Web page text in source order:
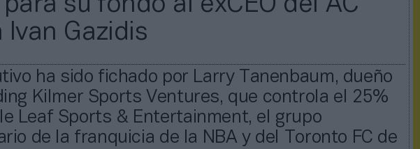
su fondo al exCEO del AC
Ivan Gazidis
ha sido fichado por Larry Tanenbaum, dueño
Kilmer Sports Ventures, que controla el 25%
Leaf Sports & Entertainment, el grupo
de la franquicia de la NBA y del Toronto FC de